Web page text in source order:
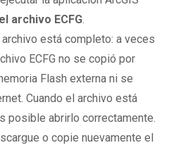
archivo ECFG.
está completo: a veces
ECFG no se copió por
Flash externa ni se
Cuando el archivo está
posible abrirlo correctamente.
o copie nuevamente el